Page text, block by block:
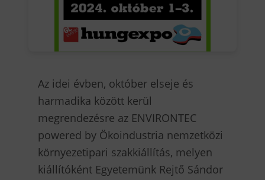
Az idei évben, október elseje és
harmadika között kerül
megrendezésre az ENVIRONTEC
powered by Ökoindustria nemzetközi
környezetipari szakkiállítás, melyen
kiállítóként Egyetemünk Rejtő Sándor